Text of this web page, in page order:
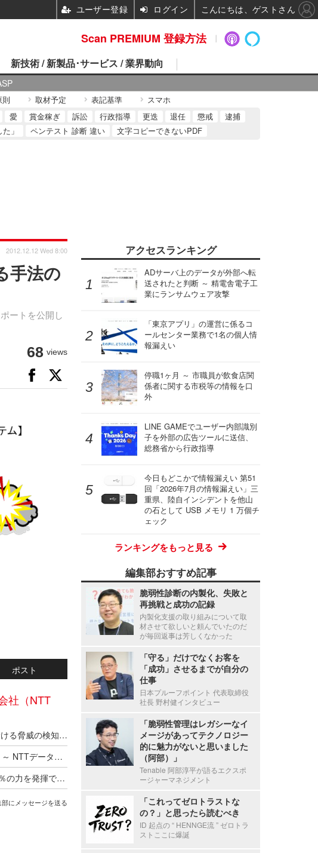
新技術 / 新製品･サービス / 業界動向
取材予定 表記基準 スマホ
愛 賞金稼ぎ 訴訟 行政指導 更迭 退任 懲戒
逮捕
」
ペンテスト 診断 違い 文字コピーできないPDF
手法の
ートを公開し
2012.12.12 Wed 8:00
68 views
ポスト
社（NTT
デジタル庁「政府情報システムにおける脅威の検知・対応のためのログ取得・分析導入ガイドブック」に NTTデータ先端の技術者がレビュー協力
OWASP Top 10 2025 の変更点解説 ～ NTTデータ先端技術
対策導入だけでは終わらない、100％の力を発揮できていない「落とし穴」を塞げ ～ NTTデータ先端技術が語るランサムウェア対策の実践
部にメッセージを送る
アクセスランキング
ADサーバ上のデータが外部へ転
送されたと判断 ～ 精電舎電子工
業にランサムウェア攻撃
「東京アプリ」の運営に係るコ
ールセンター業務で1名の個人情
報漏えい
停職1ヶ月 ～ 市職員が飲食店関
係者に関する市税等の情報を口
外
LINE GAMEでユーザー内部識別
子を外部の広告ツールに送信、
総務省から行政指導
今日もどこかで情報漏えい 第51
回「2026年7月の情報漏えい」三
重県、陸自インシデントを他山
の石として USB メモリ 1 万個チ
ェック
ランキングをもっと見る
編集部おすすめ記事
脆弱性診断の内製化、失敗と
再挑戦と成功の記録
内製化支援の取り組みについて取
材させて欲しいと頼んでいたのだ
が毎回返事は芳しくなかった
「守る」だけでなくお客を
「成功」させるまでが自分の
仕事
日本プルーフポイント 代表取締役
社長 野村健インタビュー
「脆弱性管理はレガシーなイ
メージがあってテクノロジー
的に魅力がないと思いました
（阿部）」
Tenable 阿部淳平が語るエクスポ
ージャーマネジメント
「これってゼロトラストな
の？」と思ったら読むべき
ID 起点の “ HENNGE流 ” ゼロトラ
ストここに爆誕
Scan PREMIUM 登録方法
ユーザー登録 ログイン こんにちは、ゲストさん